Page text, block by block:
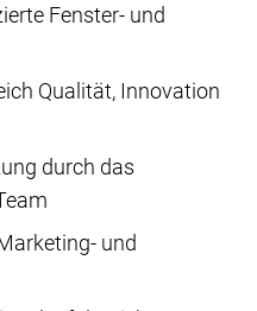
Fenster- und
Qualität, Innovation
durch das
und